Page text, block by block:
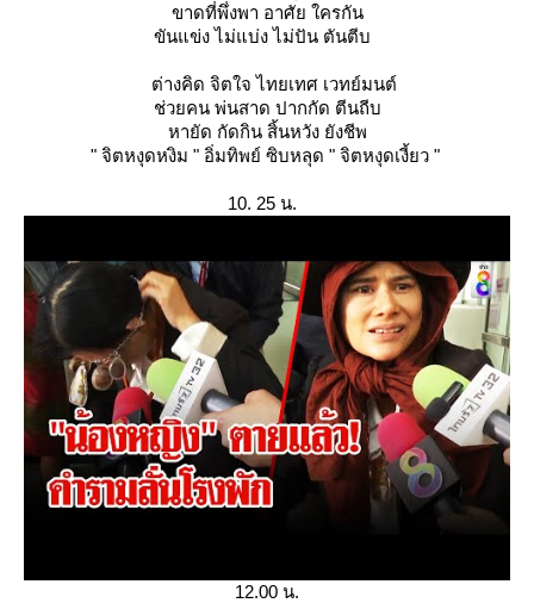
ขาดที่พึ่งพา อาศัย ใครกัน
ขันแข่ง ไม่แบ่ง ไม่ปัน ตันตีบ
ต่างคิด จิตใจ ไทยเทศ เวทย์มนต์
ช่วยคน พ่นสาด ปากกัด ตีนถีบ
หายัด กัดกิน สิ้นหวัง ยังชีพ
" จิตหงุดหงิม " อิ่มทิพย์ ซิบหลุด " จิตหงุดเงี้ยว "
10. 25 น.
12.00 น.